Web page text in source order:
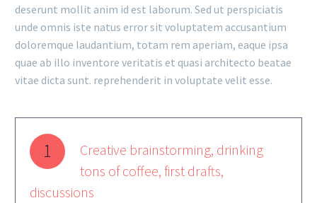
deserunt mollit anim id est laborum. Sed ut perspiciatis
unde omnis iste natus error sit voluptatem accusantium
doloremque laudantium, totam rem aperiam, eaque ipsa
quae ab illo inventore veritatis et quasi architecto beatae
vitae dicta sunt. reprehenderit in voluptate velit esse.
1
Creative brainstorming, drinking
tons of coffee, first drafts,
discussions